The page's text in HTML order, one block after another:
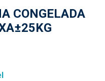
CONGELADA